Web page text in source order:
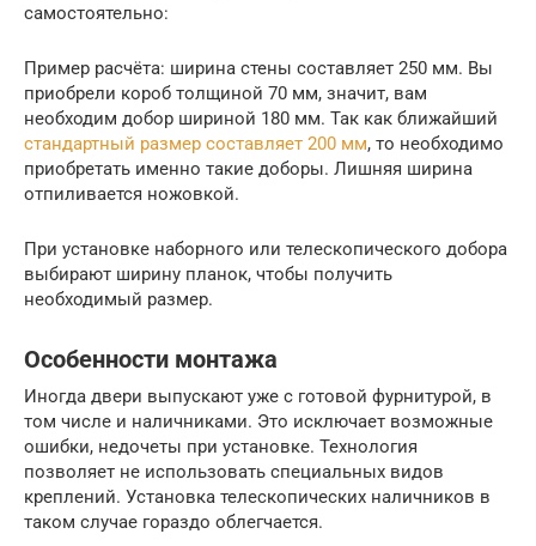
самостоятельно:
Пример расчёта: ширина стены составляет 250 мм. Вы
приобрели короб толщиной 70 мм, значит, вам
необходим добор шириной 180 мм. Так как ближайший
стандартный размер составляет 200 мм, то необходимо
приобретать именно такие доборы. Лишняя ширина
отпиливается ножовкой.
При установке наборного или телескопического добора
выбирают ширину планок, чтобы получить
необходимый размер.
Особенности монтажа
Иногда двери выпускают уже с готовой фурнитурой, в
том числе и наличниками. Это исключает возможные
ошибки, недочеты при установке. Технология
позволяет не использовать специальных видов
креплений. Установка телескопических наличников в
таком случае гораздо облегчается.